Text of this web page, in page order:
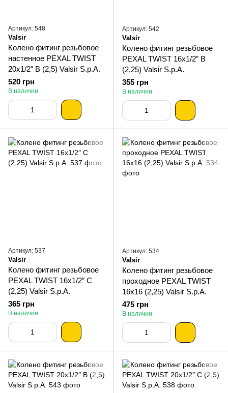
Артикул: 548
Valsir
Колено фитинг резьбовое
настенное PEXAL TWIST
20х1/2″ В (2,5) Valsir S.p.A.
520 грн
В наличии
Артикул: 542
Valsir
Колено фитинг резьбовое
PEXAL TWIST 16х1/2″ В
(2,25) Valsir S.p.A.
355 грн
В наличии
Артикул: 537
Valsir
Колено фитинг резьбовое
PEXAL TWIST 16х1/2″ С
(2,25) Valsir S.p.A.
365 грн
В наличии
Артикул: 534
Valsir
Колено фитинг резьбовое
проходное PEXAL TWIST
16х16 (2,25) Valsir S.p.A.
475 грн
В наличии